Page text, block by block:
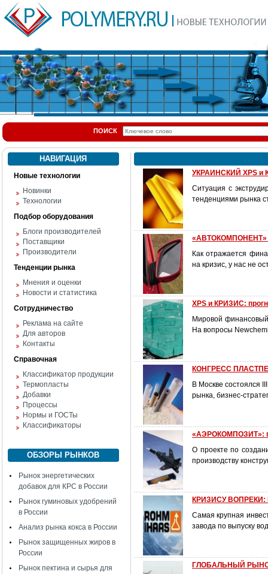
ПОИСК
НАВИГАЦИЯ
Новые технологии
Новинки
Технологии
Подбор оборудования
Блоги производителей
Поставщики
Производители
Тенденции рынка
Мнения и оценки
Новости и статистика
Сотрудничество
Реклама на сайте
Для авторов
Контакты
Справочная
Классификатор продукции
Термопласты
Добавки
Процессы
Нормы и ГОСТы
Классификаторы
ОБЗОРЫ РЫНКОВ
Рынок энергетических
добавок для КРС в России
Рынок гуминовых удобрений
в России
Анализ рынка кокса в России
Рынок защищенных жиров в
России
Рынок пектина и сырья для
УКРАИНСКИЙ XPS и
Ситуация с
тенденциями рынка
«АВТОКОМПОНЕНТ»
Как отражается
на кризис, у нас не
XPS и КРИЗИС:
Мировой финансовый
На вопросы
КОНГРЕСС
В Москве состоялся
рынка, бизнес-
«АЭРОКОМПОЗИТ»:
О проекте по
производству
КРИЗИСУ ВОПРЕКИ:
Самая крупная
завода по выпуску
ГЛОБАЛЬНЫЙ